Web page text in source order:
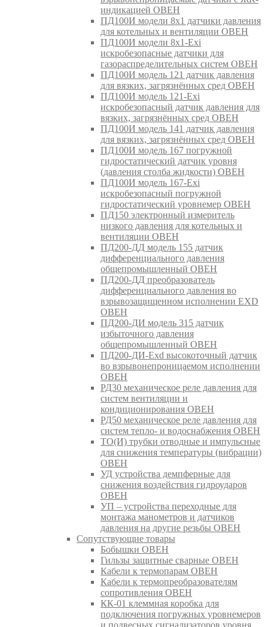
индикацией ОВЕН
ПД100И модели 8х1 датчики давления
для котельных и вентиляции ОВЕН
ПД100И модели 8х1-Exi
искробезопасные датчики для
газораспределительных систем ОВЕН
ПД100И модель 121 датчик давления
для вязких, загрязнённых сред ОВЕН
ПД100И модель 121-Exi
искробезопасный датчик давления для
вязких, загрязнённых сред ОВЕН
ПД100И модель 141 датчик давления
для вязких, загрязнённых сред ОВЕН
ПД100И модель 167 погружной
гидростатический датчик уровня
(давления столба жидкости) ОВЕН
ПД100И модель 167-Exi
искробезопасный погружной
гидростатический уровнемер ОВЕН
ПД150 электронный измеритель
низкого давления для котельных и
вентиляции ОВЕН
ПД200-ДД модель 155 датчик
дифференциального давления
общепромышленный ОВЕН
ПД200-ДД преобразователь
дифференциального давления во
взрывозащищенном исполнении EXD
ОВЕН
ПД200-ДИ модель 315 датчик
избыточного давления
общепромышленный ОВЕН
ПД200-ДИ-Exd высокоточный датчик
во взрывонепроницаемом исполнении
ОВЕН
РД30 механическое реле давления для
систем вентиляции и
кондиционирования ОВЕН
РД50 механическое реле давления для
систем тепло- и водоснабжения ОВЕН
ТО(И) трубки отводные и импульсные
для снижения температуры (вибрации)
ОВЕН
УД устройства демпферные для
снижения воздействия гидроударов
ОВЕН
УП – устройства переходные для
монтажа манометров и датчиков
давления на другие резьбы ОВЕН
Сопутствующие товары
Бобышки ОВЕН
Гильзы защитные сварные ОВЕН
Кабели к термопарам ОВЕН
Кабели к термопреобразователям
сопротивления ОВЕН
КК-01 клеммная коробка для
подключения погружных уровнемеров
и подвесных сигнализаторов уровня